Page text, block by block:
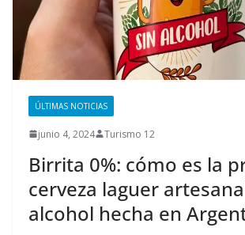
ÚLTIMAS NOTICIAS
junio 4, 2024 Turismo 12
Birrita 0%: cómo es la
cerveza laguer
alcohol hecha en